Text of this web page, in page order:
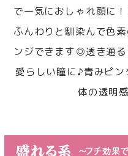
で一気におしゃれ顔に
ふんわりと馴染んで色
ンジできます◎透き通
愛らしい瞳に♪青みピ
体の透明